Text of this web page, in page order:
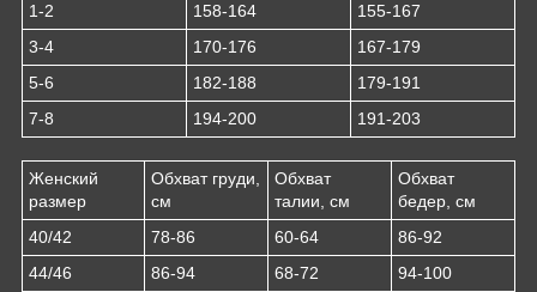
1-2
158-164
155-167
3-4
170-176
167-179
5-6
182-188
179-191
7-8
194-200 191-203
Женский
размер
Обхват груди,
см
Обхват
талии, см
Обхват
бедер, см
40/42
78-86 60-64
86-92
44/46
86-94 68-72 94-100